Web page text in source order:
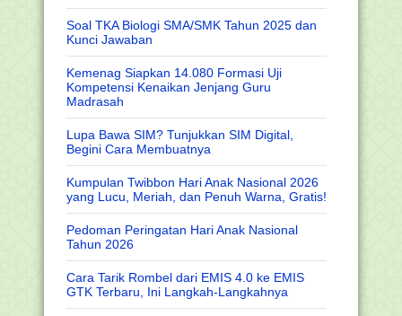
Soal TKA Biologi SMA/SMK Tahun 2025 dan
Kunci Jawaban
Kemenag Siapkan 14.080 Formasi Uji
Kompetensi Kenaikan Jenjang Guru
Madrasah
Lupa Bawa SIM? Tunjukkan SIM Digital,
Begini Cara Membuatnya
Kumpulan Twibbon Hari Anak Nasional 2026
yang Lucu, Meriah, dan Penuh Warna, Gratis!
Pedoman Peringatan Hari Anak Nasional
Tahun 2026
Cara Tarik Rombel dari EMIS 4.0 ke EMIS
GTK Terbaru, Ini Langkah-Langkahnya